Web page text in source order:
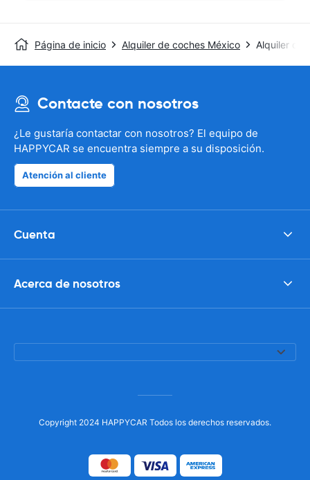
Página de inicio Alquiler de coches México Alquiler de
Contacte con nosotros
¿Le gustaría contactar con nosotros? El equipo de
HAPPYCAR se encuentra siempre a su disposición.
Atención al cliente
Cuenta
Acerca de nosotros
Copyright 2024 HAPPYCAR Todos los derechos reservados.